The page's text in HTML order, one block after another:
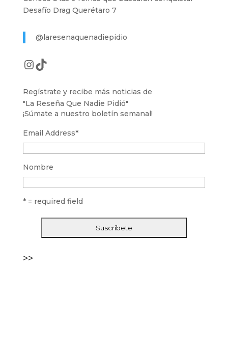
Desafío Drag Querétaro 7
@laresenaquenadiepidio
Instagram
TikTok
Regístrate y recibe más noticias de
"La Reseña Que Nadie Pidió"
¡Súmate a nuestro boletín semanal!
Email Address*
Nombre
* = required field
>>